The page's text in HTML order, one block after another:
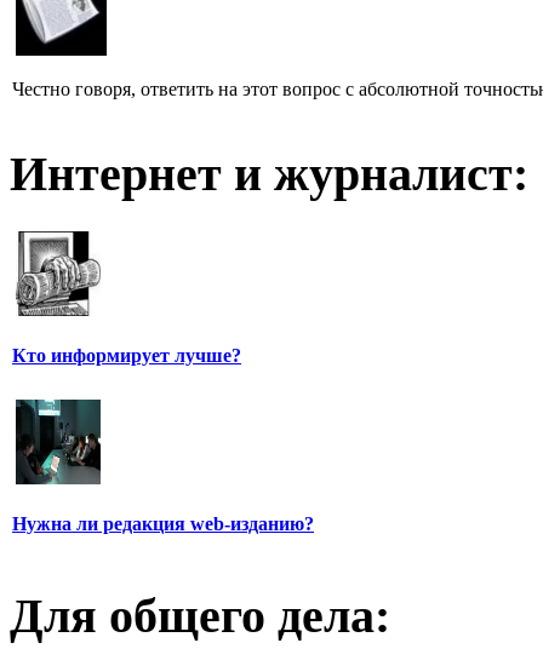
Честно говоря, ответить на этот вопрос с абсолютной
Интернет и журналист:
Кто информирует лучше?
Нужна ли редакция web-изданию?
Для общего дела: